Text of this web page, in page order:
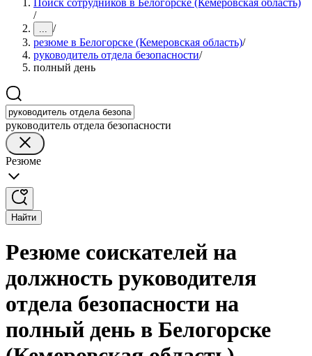
Поиск сотрудников в Белогорске (Кемеровская область)
/
... /
резюме в Белогорске (Кемеровская область)/
руководитель отдела безопасности/
полный день
руководитель отдела безопасности
Резюме
Найти
Резюме соискателей на
должность руководителя
отдела безопасности на
полный день в Белогорске